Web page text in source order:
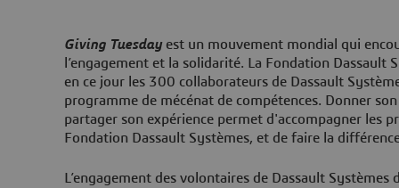
Giving Tuesdayest un mouvement mondial qui
l’engagement et la solidarité. La Fondation Dassault
en ce jour les 300 collaborateurs de Dassault
programme de mécénat de compétences. Donner
partager son expérience permet d'accompagner les
Fondation Dassault Systèmes, et de faire la
L’engagement des volontaires de Dassault Systèmes